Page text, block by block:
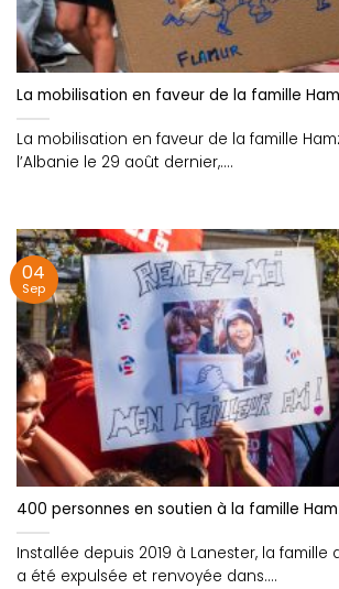
La mobilisation en faveur de la famille
La mobilisation en faveur de la famille
l’Albanie le 29 août dernier,....
400 personnes en soutien à la famille
Installée depuis 2019 à Lanester, la famille
a été expulsée et renvoyée dans....
04
Sep